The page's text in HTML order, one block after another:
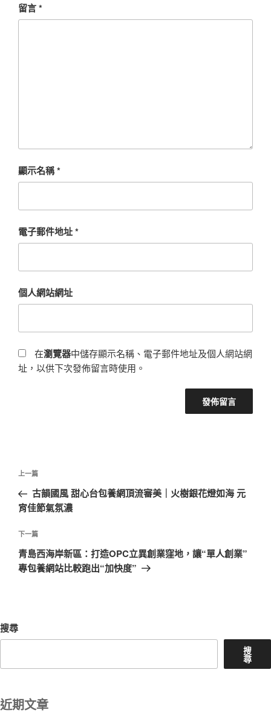
留言*
顯示名稱*
電子郵件地址*
個人網站網址
在瀏覽器中儲存顯示名稱、電子郵件地址及個人網站網
址，以供下次發佈留言時使用。
文
導
覽
上
一
篇
章
上一篇
古韻國風 甜心台包養網頂流審美｜火樹銀花燈如海 元
宵佳節氣氛濃
下
一
篇
下一篇
青島西海岸新區：打造OPC立異創業窪地，讓“單人創業”
專包養網站比較跑出“加快度”
搜尋
搜
尋
近期文章